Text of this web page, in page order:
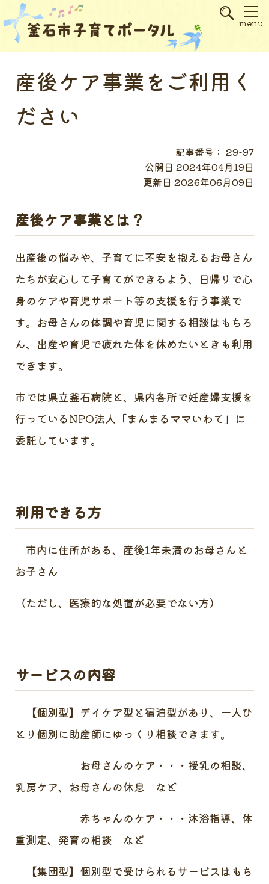
menu
産後ケア事業をご利用く
ださい
記事番号： 29-97
公開日 2024年04月19日
更新日 2026年06月09日
産後ケア事業とは？
出産後の悩みや、子育てに不安を抱えるお母さん
たちが安心して子育てができるよう、日帰りで心
身のケアや育児サポート等の支援を行う事業で
す。お母さんの体調や育児に関する相談はもちろ
ん、出産や育児で疲れた体を休めたいときも利用
できます。
市では県立釜石病院と、県内各所で妊産婦支援を
行っているNPO法人「まんまるママいわて」に
委託しています。
利用できる方
市内に住所がある、産後1年未満のお母さんと
お子さん
（ただし、医療的な処置が必要でない方）
サービスの内容
【個別型】デイケア型と宿泊型があり、一人ひ
とり個別に助産師にゆっくり相談できます。
お母さんのケア・・・授乳の相談、
乳房ケア、お母さんの休息 など
赤ちゃんのケア・・・沐浴指導、体
重測定、発育の相談 など
【集団型】個別型で受けられるサービスはもち